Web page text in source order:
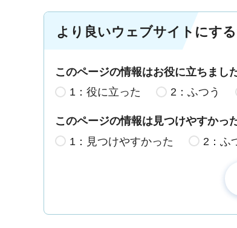
より良いウェブサイトにす
このページの情報はお役に立ちまし
1：役に立った
2：ふつう
このページの情報は見つけやすかっ
1：見つけやすかった
2：ふ